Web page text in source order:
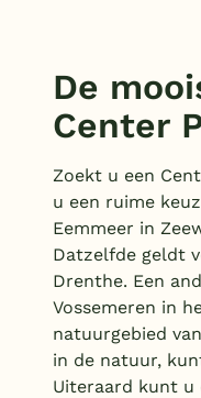
De
Center
Zoekt u een
u een ruime
Eemmeer in
Datzelfde geldt
Drenthe. Een
Vossemeren in
natuurgebied
in de natuur,
Uiteraard kunt u